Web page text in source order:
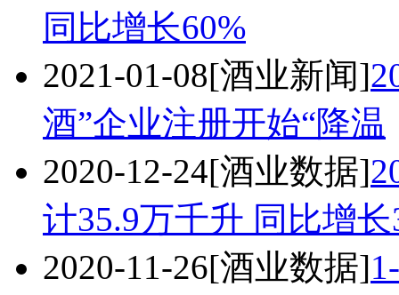
同比增长60%
2021-01-08[酒业新闻]
酒”企业注册开始“降温
2020-12-24[酒业数据]
计35.9万千升 同比增长
2020-11-26[酒业数据]